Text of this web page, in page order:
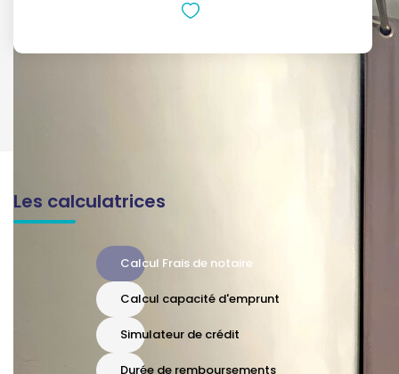
Les calculatrices
Calcul Frais de notaire
Calcul capacité d'emprunt
Simulateur de crédit
Durée de remboursements